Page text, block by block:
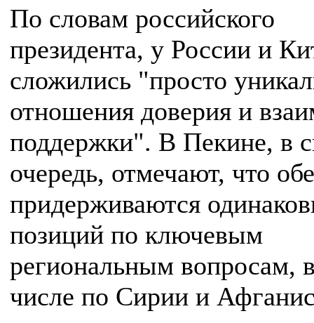
По словам российского
президента, у России и
сложились "просто
отношения доверия и
поддержки". В Пекине, в
очередь, отмечают, что
придерживаются
позиций по ключевым
региональным вопросам,
числе по Сирии и